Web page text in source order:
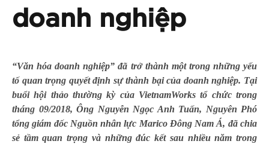
doanh nghiệp
“Văn hóa doanh nghiệp” đã trở thành một trong những yếu
tố quan trọng quyết định sự thành bại của doanh nghiệp. Tại
buổi hội thảo thường kỳ của VietnamWorks tổ chức trong
tháng 09/2018, Ông Nguyễn Ngọc Anh Tuấn, Nguyên Phó
tổng giám đốc Nguồn nhân lực Marico Đông Nam Á, đã chia
sẻ tầm quan trọng và những đúc kết sau nhiều năm trong